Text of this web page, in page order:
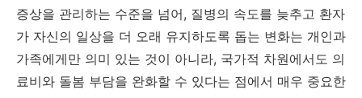
증상을 관리하는 수준을 넘어, 질병의 속도를 늦추고 환자
가 자신의 일상을 더 오래 유지하도록 돕는 변화는 개인과
가족에게만 의미 있는 것이 아니라, 국가적 차원에서도 의
료비와 돌봄 부담을 완화할 수 있다는 점에서 매우 중요한